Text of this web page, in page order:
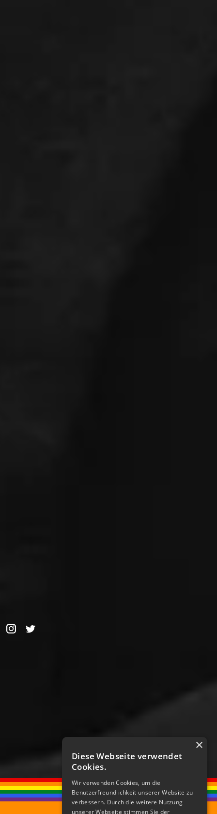
×
Diese Webseite verwendet
Cookies.
Wir verwenden Cookies, um die
Benutzerfreundlichkeit unserer Website zu
verbessern. Durch die weitere Nutzung
unserer Webseite stimmen Sie der